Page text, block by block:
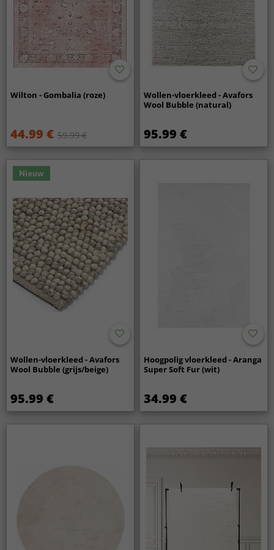
Wilton - Gombalia (roze)
44.99 € 59.99 €
Wollen-vloerkleed - Avafors
Wool Bubble (natural)
95.99 €
Nieuw
Wollen-vloerkleed - Avafors
Wool Bubble (grijs/beige)
95.99 €
Hoogpolig vloerkleed - Aranga
Super Soft Fur (wit)
34.99 €